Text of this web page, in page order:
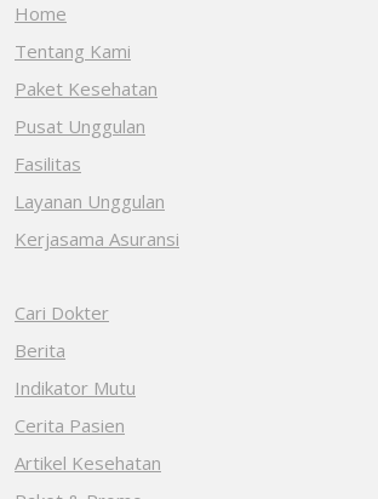
Home
Tentang Kami
Paket Kesehatan
Pusat Unggulan
Fasilitas
Layanan Unggulan
Kerjasama Asuransi
Cari Dokter
Berita
Indikator Mutu
Cerita Pasien
Artikel Kesehatan